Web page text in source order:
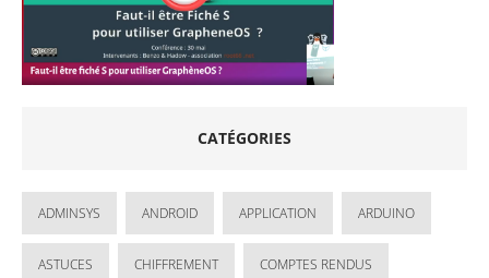
CATÉGORIES
ADMINSYS ANDROID APPLICATION ARDUINO
ASTUCES CHIFFREMENT COMPTES RENDUS